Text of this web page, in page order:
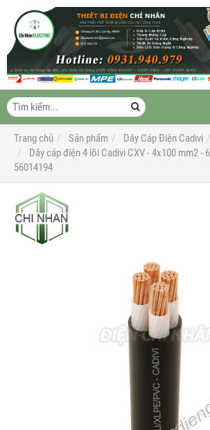
Trang chủ
Sản phẩm Dây Cáp Điện Cadivi
Dây cáp điện 4 lõi Cadivi CXV - 4x100 mm2 -
56014194